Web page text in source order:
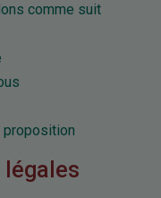
comme suit
proposition
légales